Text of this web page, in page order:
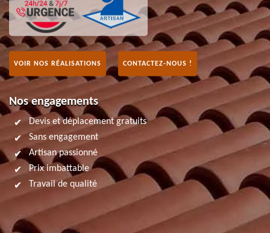
VOIR NOS RÉALISATIONS CONTACTEZ-NOUS !
Nos engagements
Devis et déplacement gratuits
Sans engagement
Artisan passionné
Prix imbattable
Travail de qualité